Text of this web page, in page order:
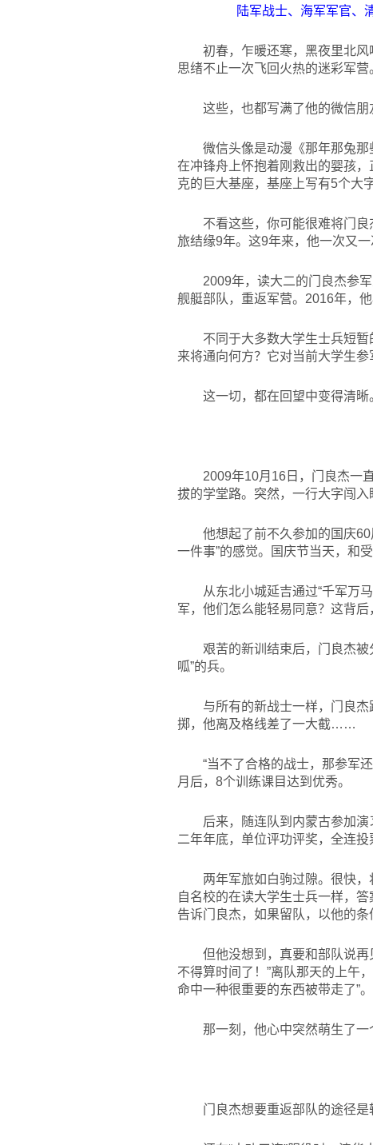
陆军战士、海军军官、
初春，乍暖还寒，黑夜里北
思绪不止一次飞回火热的迷彩军营
这些，也都写满了他的微信
微信头像是动漫《那年那兔
在冲锋舟上怀抱着刚救出的婴孩
克的巨大基座，基座上写有5个
不看这些，你可能很难将门
旅结缘9年。这9年来，他一次又一
2009年，读大二的门良杰参
舰艇部队，重返军营。2016年，
不同于大多数大学生士兵短暂
来将通向何方？它对当前大学生参
这一切，都在回望中变得清晰
2009年10月16日，门良杰一
拔的学堂路。突然，一行大字闯入
他想起了前不久参加的国庆
一件事”的感觉。国庆节当天，和
从东北小城延吉通过“千军万
军，他们怎么能轻易同意？这背
艰苦的新训结束后，门良杰被
呱”的兵。
与所有的新战士一样，门良
掷，他离及格线差了一大截……
“当不了合格的战士，那参军
月后，8个训练课目达到优秀。
后来，随连队到内蒙古参加
二年年底，单位评功评奖，全连投
两年军旅如白驹过隙。很快
自名校的在读大学生士兵一样，
告诉门良杰，如果留队，以他的条
但他没想到，真要和部队说
不得算时间了！”离队那天的上午
命中一种很重要的东西被带走了”。
那一刻，他心中突然萌生了一
门良杰想要重返部队的途径是